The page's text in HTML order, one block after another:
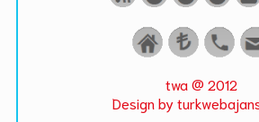
twa @ 2012
Design by